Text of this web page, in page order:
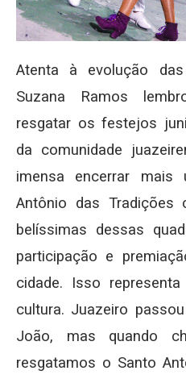
Atenta à evolução
Suzana Ramos
resgatar os festejos
da comunidade
imensa encerrar
Antônio das Tradições
belíssimas dessas
participação e
cidade. Isso
cultura. Juazeiro
João, mas quando
resgatamos o Santo